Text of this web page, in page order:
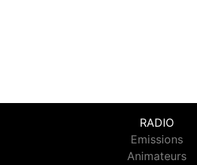
RADIO
Emissions
Animateurs